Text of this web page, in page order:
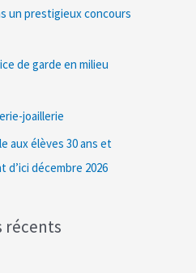
un prestigieux concours
de garde en milieu
joaillerie
aux élèves 30 ans et
d’ici décembre 2026
récents